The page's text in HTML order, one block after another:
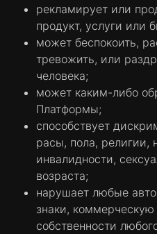
рекламирует или
продукт, услуги или
может беспокоить,
тревожить, или
человека;
может каким-либо
Платформы;
способствует
расы, пола, религии,
инвалидности,
возраста;
нарушает любые
знаки,
собственности
Пользователь
Эти файлы cookie
для запоминания
Пользователем
размера текста,
других
страниц. Они могут
для
Пользователем
видеоматериалов
блогах.
файлами cookie,
эти файлы cookie
активность